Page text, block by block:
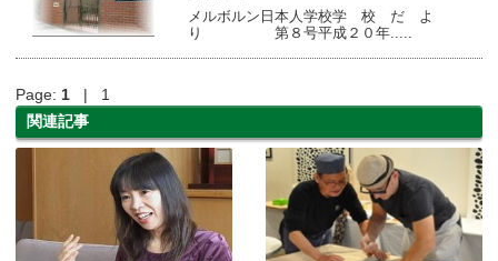
メルボルン日本人学校学 校 だ よ
り 第８号平成２０年.....
Page: 1 | 1
関連記事